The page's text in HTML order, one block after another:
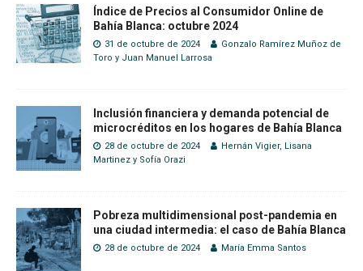
Índice de Precios al Consumidor Online de
Bahía Blanca: octubre 2024
31 de octubre de 2024
Gonzalo Ramírez Muñoz de
Toro y Juan Manuel Larrosa
Inclusión financiera y demanda potencial de
microcréditos en los hogares de Bahía Blanca
28 de octubre de 2024 Hernán Vigier, Lisana
Martinez y Sofía Orazi
Pobreza multidimensional post-pandemia en
una ciudad intermedia: el caso de Bahía Blanca
28 de octubre de 2024 María Emma Santos